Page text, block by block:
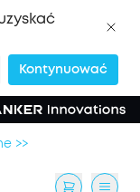
Kontynuować
>>